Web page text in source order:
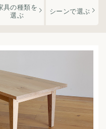
具の種類を
選ぶ
シーンで選ぶ